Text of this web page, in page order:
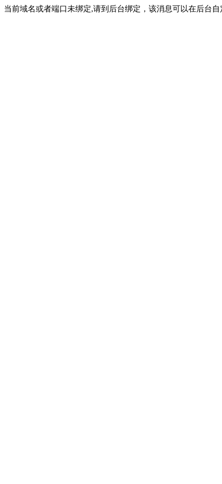
当前域名或者端口未绑定,请到后台绑定，该消息可以在后台自